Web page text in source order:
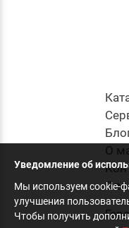
О
Уведомление об
Мы используем cookie-
улучшения
Чтобы получить